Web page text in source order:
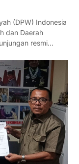
(DPW) Indonesia
dan Daerah
resmi…